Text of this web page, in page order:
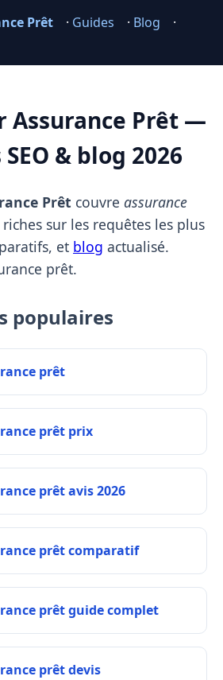
Prêt · Guides · Blog
·
Assurance Prêt —
& blog 2026
Prêt couvre assurance
sur les requêtes les plus
et blog actualisé.
prêt.
populaires
prêt
prêt prix
prêt avis 2026
prêt comparatif
prêt guide complet
prêt devis